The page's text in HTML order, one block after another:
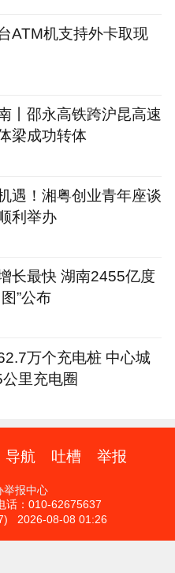
ATM机支持外卡取现
丨邵永高铁跨沪昆高速
梁成功转体
遇！湘粤创业青年座谈
利举办
长最快 湖南2455亿度
”公布
万个充电桩 中心城
里充电圈
导航 吐槽 举报
举报中心
话：010-62675637
2026-08-08 01:26